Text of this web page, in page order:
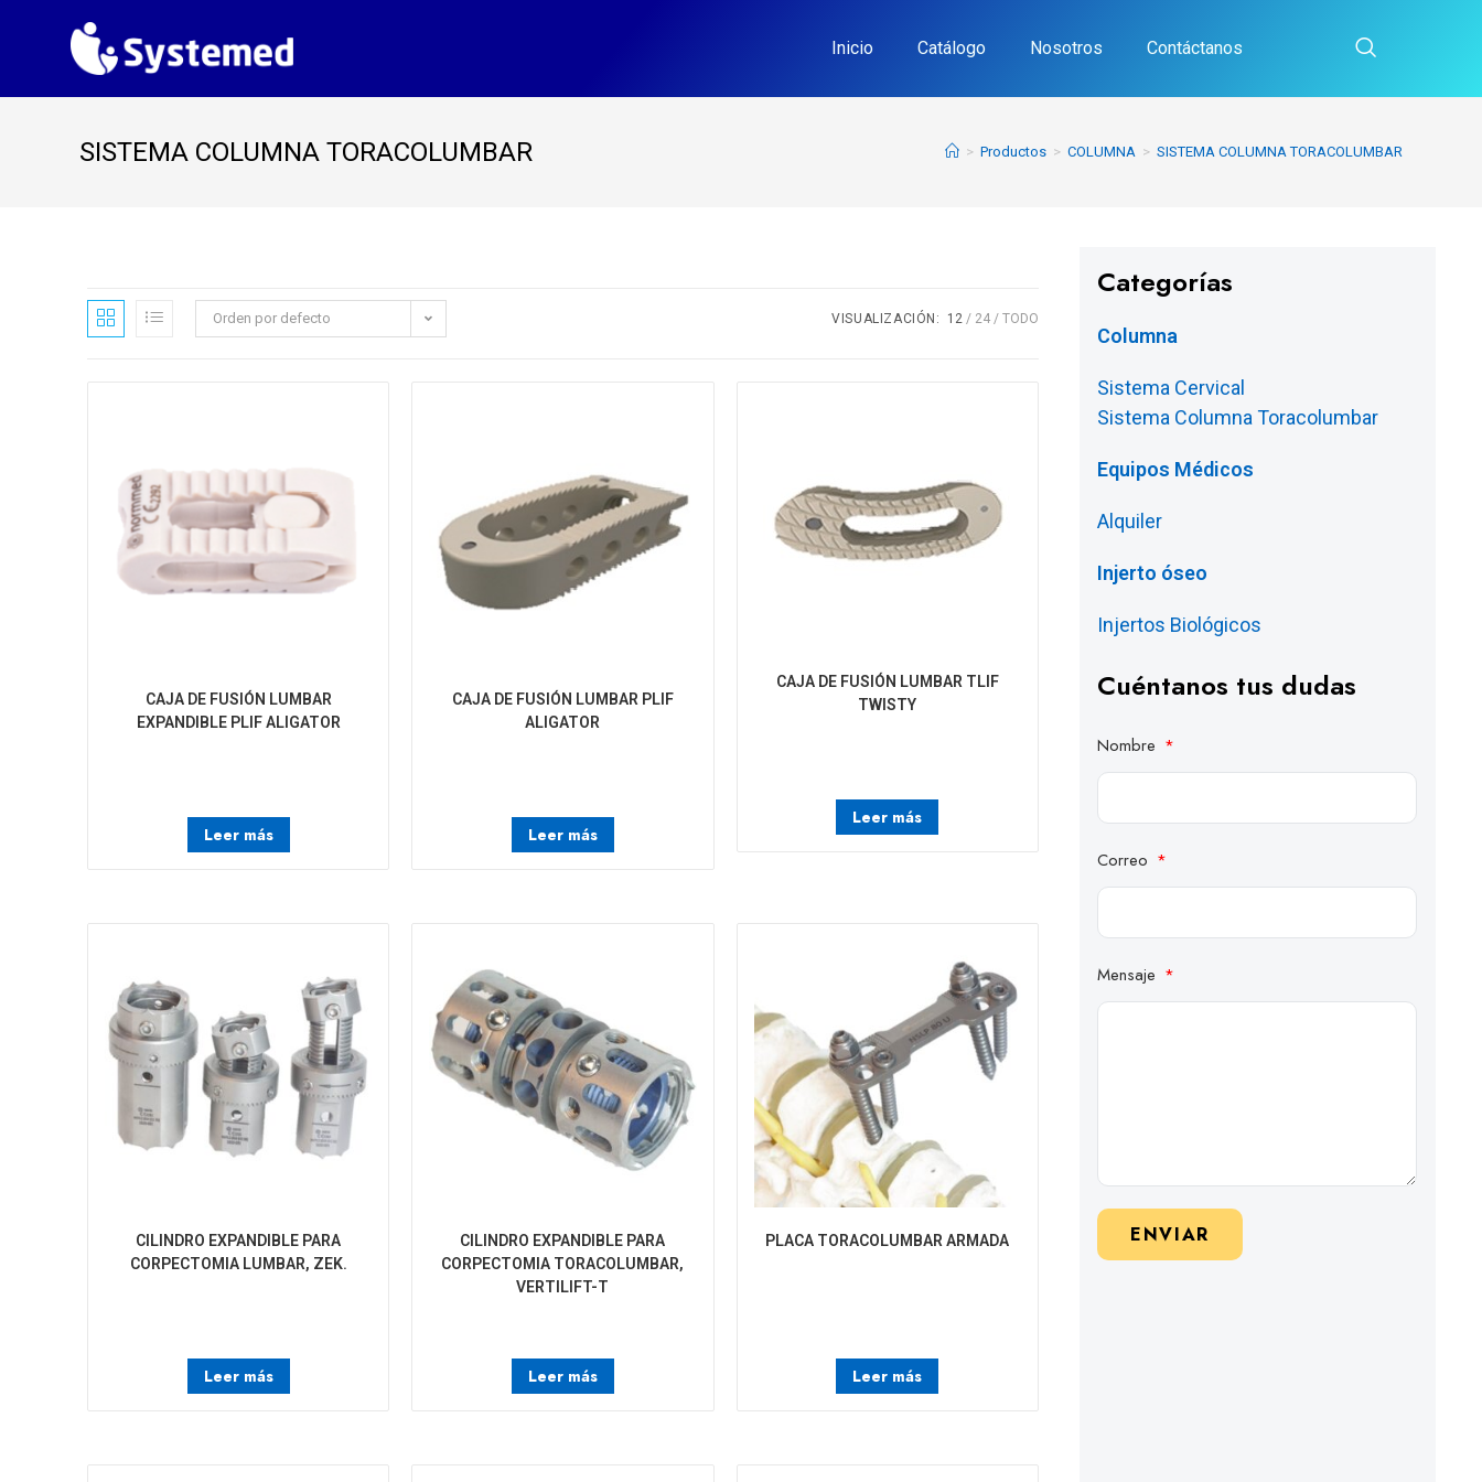
Inicio Catálogo Nosotros Contáctanos
SISTEMA COLUMNA TORACOLUMBAR > Productos > COLUMNA > SISTEMA COLUMNA TORACOLUMBAR
Orden por defecto VISUALIZACIÓN: 12 24 TODO
CAJA DE FUSIÓN LUMBAR
EXPANDIBLE PLIF ALIGATOR
Leer más
CAJA DE FUSIÓN LUMBAR PLIF
ALIGATOR
Leer más
CAJA DE FUSIÓN LUMBAR TLIF
TWISTY
Leer más
CILINDRO EXPANDIBLE PARA
CORPECTOMIA LUMBAR, ZEK.
Leer más
CILINDRO EXPANDIBLE PARA
CORPECTOMIA TORACOLUMBAR,
VERTILIFT-T
Leer más
PLACA TORACOLUMBAR ARMADA
Leer más
Categorías
Columna
Sistema Cervical
Sistema Columna Toracolumbar
Equipos Médicos
Alquiler
Injerto óseo
Injertos Biológicos
Cuéntanos tus dudas
Nombre
Correo
Mensaje
ENVIAR